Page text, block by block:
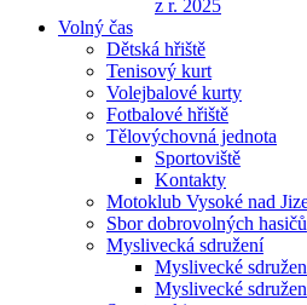
z r. 2025
Volný čas
Dětská hřiště
Tenisový kurt
Volejbalové kurty
Fotbalové hřiště
Tělovýchovná jednota
Sportoviště
Kontakty
Motoklub Vysoké nad
Sbor dobrovolných hasičů
Myslivecká sdružení
Myslivecké
Myslivecké